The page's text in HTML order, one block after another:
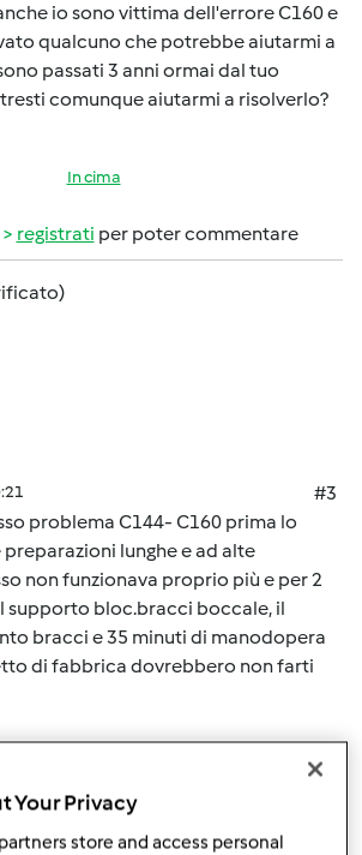
io sono vittima dell'errore C160 e
qualcuno che potrebbe aiutarmi a
passati 3 anni ormai dal tuo
comunque aiutarmi a risolverlo?
In cima
registrati per poter commentare
#3
problema C144- C160 prima lo
lunghe e ad alte
non funzionava proprio più e per 2
supporto bloc.bracci boccale, il
bracci e 35 minuti di manodopera
di fabbrica dovrebbero non farti
per poter commentare
Your Privacy
partners store and access personal